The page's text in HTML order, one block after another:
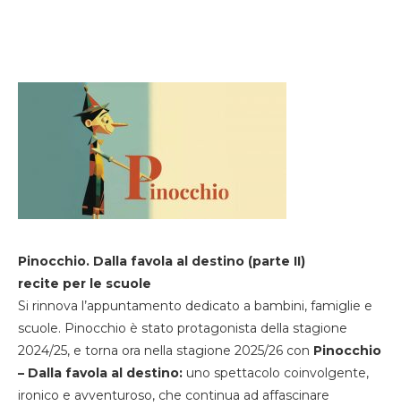
Pinocchio. Dalla favola al destino (parte II)
recite per le scuole
Si rinnova l’appuntamento dedicato a bambini, famiglie e
scuole. Pinocchio è stato protagonista della stagione
2024/25, e torna ora nella stagione 2025/26 con Pinocchio
– Dalla favola al destino: uno spettacolo coinvolgente,
ironico e avventuroso, che continua ad affascinare